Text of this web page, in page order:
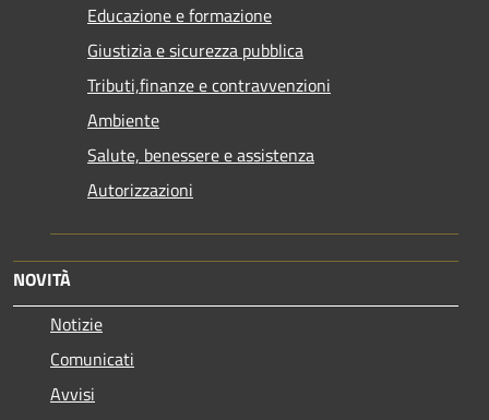
Educazione e formazione
Giustizia e sicurezza pubblica
Tributi,finanze e contravvenzioni
Ambiente
Salute, benessere e assistenza
Autorizzazioni
NOVITÀ
Notizie
Comunicati
Avvisi